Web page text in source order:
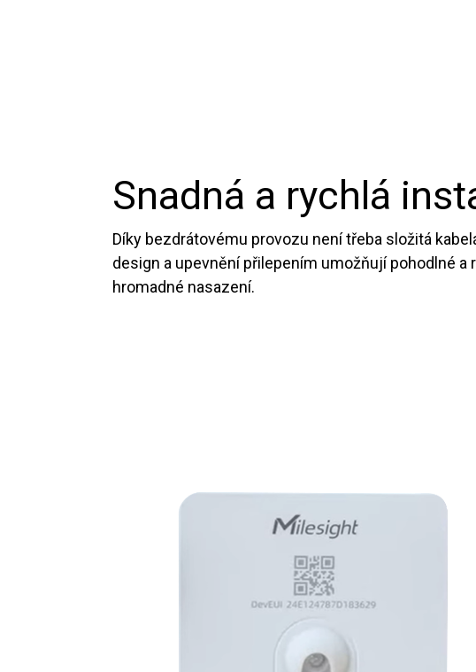
Snadná a rychlá
Díky bezdrátovému provozu není třeba složitá
design a upevnění přilepením umožňují pohodlné a
hromadné nasazení.